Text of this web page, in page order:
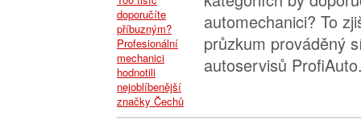
automechanici? To
průzkum prováděný
autoservisů